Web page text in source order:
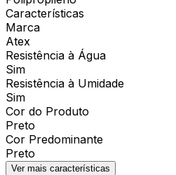
Características
Marca
Atex
Resistência à Água
Sim
Resistência à Umidade
Sim
Cor do Produto
Preto
Cor Predominante
Preto
Ver mais características